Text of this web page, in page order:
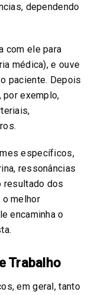
dependendo
com ele para
médica), e ouve
paciente. Depois
por exemplo,
específicos,
ressonâncias
resultado dos
melhor
encaminha o
Trabalho
em geral, tanto